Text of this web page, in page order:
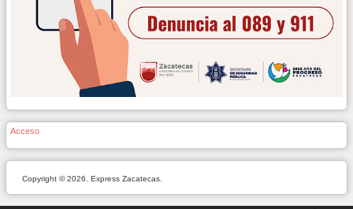
Acceso
Copyright © 2026. Express Zacatecas.